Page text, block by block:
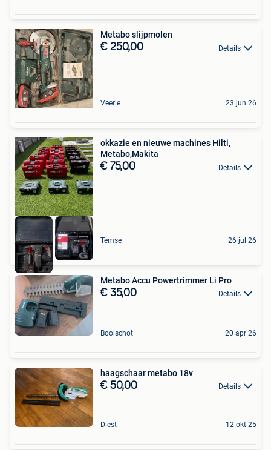
Metabo slijpmolen
€ 250,00 Details
Veerle 23 jun 26
okkazie en nieuwe machines Hilti,
Metabo,Makita
€ 75,00 Details
Temse 26 jul 26
Metabo Accu Powertrimmer Li Pro
€ 35,00 Details
Booischot 20 apr 26
haagschaar metabo 18v
€ 50,00 Details
Diest 12 okt 25